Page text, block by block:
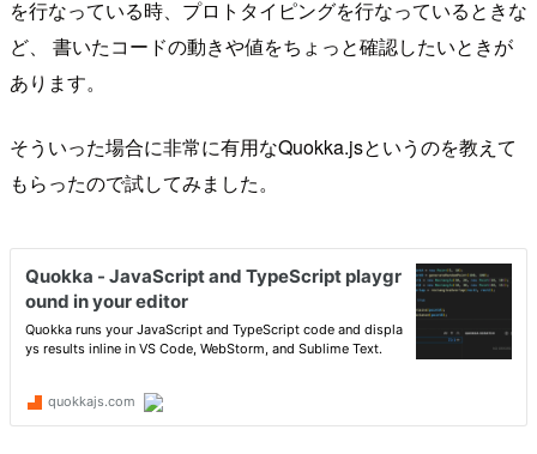
を行なっている時、プロトタイピングを行なっているときな
ど、 書いたコードの動きや値をちょっと確認したいときが
あります。
そういった場合に非常に有用なQuokka.jsというのを教えて
もらったので試してみました。